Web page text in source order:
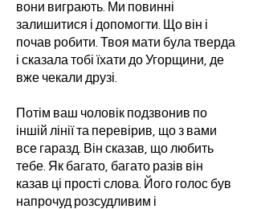
вони виграють. Ми повинні
залишитися і допомогти. Що він і
почав робити. Твоя мати була тверда
і сказала тобі їхати до Угорщини, де
вже чекали друзі.
Потім ваш чоловік подзвонив по
іншій лінії та перевірив, що з вами
все гаразд. Він сказав, що любить
тебе. Як багато, багато разів він
казав ці прості слова. Його голос був
напрочуд розсудливим і